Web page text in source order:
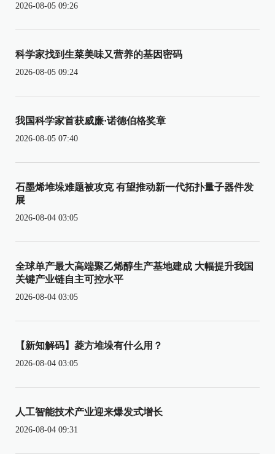
2026-08-05 09:26
科学家找到生菜美味又营养的基因密码
2026-08-05 09:24
我国科学家首获威廉·诺德伯格奖章
2026-08-05 07:40
石墨烯堆垛难题被攻克 有望推动新一代拓扑量子器件发
展
2026-08-04 03:05
全球单产最大高端聚乙烯醇生产基地建成 大幅提升我国
关键产业链自主可控水平
2026-08-04 03:05
【新知解码】菱方堆垛有什么用？
2026-08-04 03:05
人工智能技术产业迎来爆发式增长
2026-08-04 09:31